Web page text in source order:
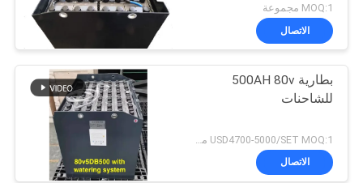
MOQ:1 مجموعة
الاتصال
بطارية 500AH 80v
للشاحنات
الاتصال